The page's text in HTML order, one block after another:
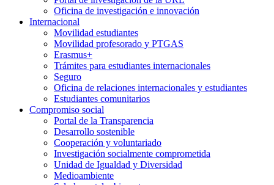
Oficina de investigación e innovación
Internacional
Movilidad estudiantes
Movilidad profesorado y PTGAS
Erasmus+
Trámites para estudiantes internacionales
Seguro
Oficina de relaciones internacionales y estudiantes
Estudiantes comunitarios
Compromiso social
Portal de la Transparencia
Desarrollo sostenible
Cooperación y voluntariado
Investigación socialmente comprometida
Unidad de Igualdad y Diversidad
Medioambiente